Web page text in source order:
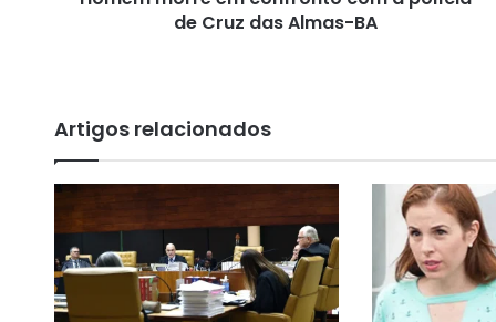
f
r
o
c
o
de Cruz das Almas-BA
Artigos relacionados